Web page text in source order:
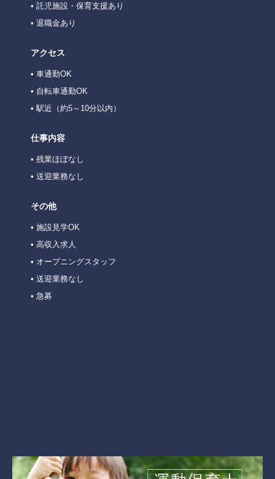
• 託児施設・保育支援あり
• 退職金あり
アクセス
• 車通勤OK
• 自転車通勤OK
• 駅近（約5～10分以内）
仕事内容
• 残業ほぼなし
• 送迎業務なし
その他
• 施設見学OK
• 高収入求人
• オープニングスタッフ
• 送迎業務なし
• 急募